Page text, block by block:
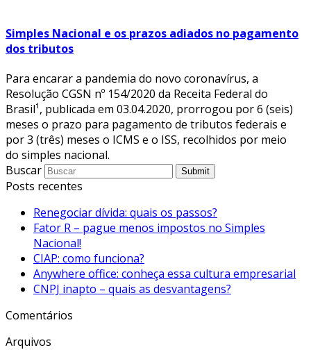
Simples Nacional e os prazos adiados no pagamento
dos tributos
Para encarar a pandemia do novo coronavírus, a
Resolução CGSN nº 154/2020 da Receita Federal do
Brasil¹, publicada em 03.04.2020, prorrogou por 6 (seis)
meses o prazo para pagamento de tributos federais e
por 3 (três) meses o ICMS e o ISS, recolhidos por meio
do simples nacional.
Buscar
Submit
Posts recentes
Renegociar dívida: quais os passos?
Fator R – pague menos impostos no Simples
Nacional!
CIAP: como funciona?
Anywhere office: conheça essa cultura empresarial
CNPJ inapto – quais as desvantagens?
Comentários
Arquivos